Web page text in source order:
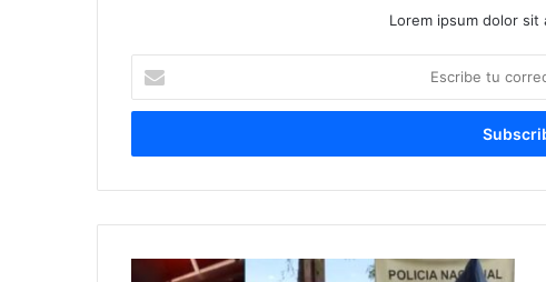
Lorem ipsum dolor
correo